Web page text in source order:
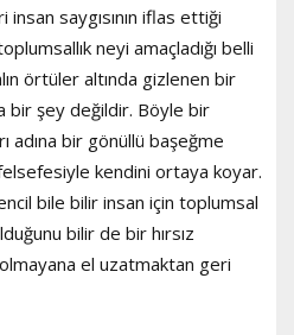
saygısının iflas ettiği
neyi amaçladığı belli
örtüler altında gizlenen bir
bir şey değildir. Böyle bir
adına bir gönüllü başeğme
kendini ortaya koyar.
bile bilir insan için toplumsal
bilir de bir hırsız
el uzatmaktan geri